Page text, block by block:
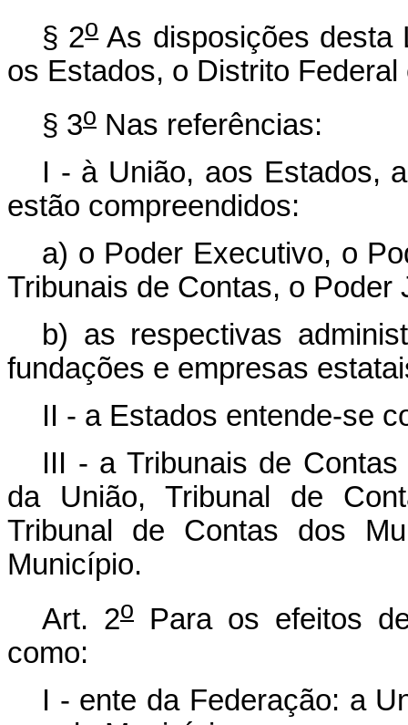
§ 2oAs disposições desta
os Estados, o Distrito
§ 3o Nas referências:
I - à União, aos Estados,
estão compreendidos:
a) o Poder Executivo, o
Tribunais de Contas, o Poder
b) as respectivas
fundações e empresas
II - a Estados entende-se
III - a Tribunais de
da União, Tribunal de
Tribunal de Contas dos
Município.
Art. 2o
Para os efeitos
como:
I - ente da Federação: a